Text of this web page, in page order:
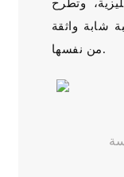
وتطرح
شابة واثقة
من نفسها.